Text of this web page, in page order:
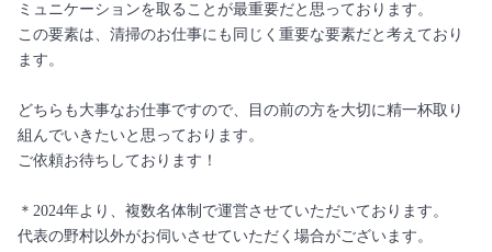
ミュニケーションを取ることが最重要だと思っております。
この要素は、清掃のお仕事にも同じく重要な要素だと考えており
ます。
どちらも大事なお仕事ですので、目の前の方を大切に精一杯取り
組んでいきたいと思っております。
ご依頼お待ちしております！
＊2024年より、複数名体制で運営させていただいております。
代表の野村以外がお伺いさせていただく場合がございます。